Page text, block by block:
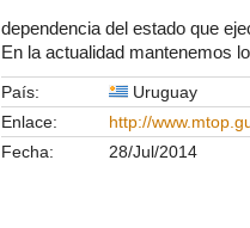
dependencia del estado que
En la actualidad mantenemos
País:
Uruguay
Enlace:
http://
Fecha:
28/Jul/2014